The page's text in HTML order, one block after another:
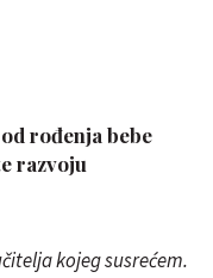
rođenja bebe
razvoju
kojeg susrećem.